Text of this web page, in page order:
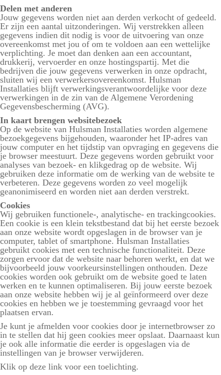
Delen met anderen
Jouw gegevens worden niet aan derden verkocht of gedeeld.
Er zijn een aantal uitzonderingen. Wij verstrekken alleen
gegevens indien dit nodig is voor de uitvoering van onze
overeenkomst met jou of om te voldoen aan een wettelijke
verplichting. Je moet dan denken aan een accountant,
drukkerij, vervoerder en onze hostingspartij. Met die
bedrijven die jouw gegevens verwerken in onze opdracht,
sluiten wij een verwerkersovereenkomst. Hulsman
Installaties blijft verwerkingsverantwoordelijke voor deze
verwerkingen in de zin van de Algemene Verordening
Gegevensbescherming (AVG).
In kaart brengen websitebezoek
Op de website van Hulsman Installaties worden algemene
bezoekgegevens bijgehouden, waaronder het IP-adres van
jouw computer en het tijdstip van opvraging en gegevens die
je browser meestuurt. Deze gegevens worden gebruikt voor
analyses van bezoek- en klikgedrag op de website. Wij
gebruiken deze informatie om de werking van de website te
verbeteren. Deze gegevens worden zo veel mogelijk
geanonimiseerd en worden niet aan derden verstrekt.
Cookies
Wij gebruiken functionele-, analytische- en trackingcookies.
Een cookie is een klein tekstbestand dat bij het eerste bezoek
aan onze website wordt opgeslagen in de browser van je
computer, tablet of smartphone. Hulsman Installaties
gebruikt cookies met een technische functionaliteit. Deze
zorgen ervoor dat de website naar behoren werkt, en dat we
bijvoorbeeld jouw voorkeursinstellingen onthouden. Deze
cookies worden ook gebruikt om de website goed te laten
werken en te kunnen optimaliseren. Bij jouw eerste bezoek
aan onze website hebben wij je al geïnformeerd over deze
cookies en hebben we je toestemming gevraagd voor het
plaatsen ervan.
Je kunt je afmelden voor cookies door je internetbrowser zo
in te stellen dat hij geen cookies meer opslaat. Daarnaast kun
je ook alle informatie die eerder is opgeslagen via de
instellingen van je browser verwijderen.
Klik op deze link voor een toelichting.